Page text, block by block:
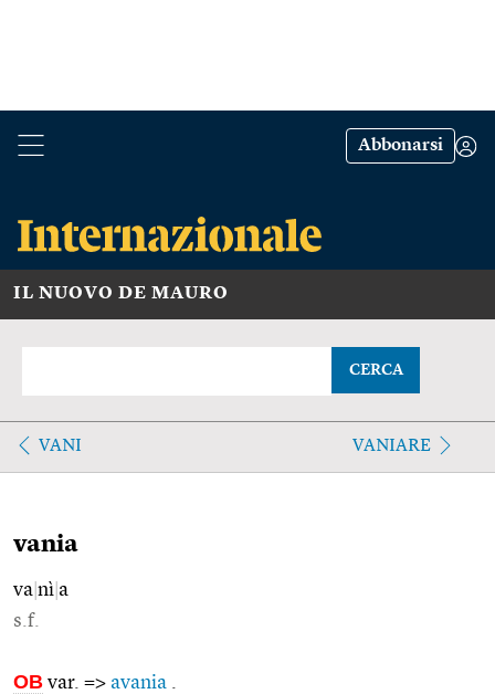
Abbonarsi
IL NUOVO DE MAURO
CERCA
VANI VANIARE
vania
va nì a
s.f.
OB var. => avania